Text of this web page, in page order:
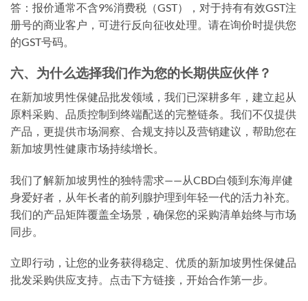
答：报价通常不含9%消费税（GST），对于持有有效GST注
册号的商业客户，可进行反向征收处理。请在询价时提供您
的GST号码。
六、为什么选择我们作为您的长期供应伙伴？
在新加坡男性保健品批发领域，我们已深耕多年，建立起从
原料采购、品质控制到终端配送的完整链条。我们不仅提供
产品，更提供市场洞察、合规支持以及营销建议，帮助您在
新加坡男性健康市场持续增长。
我们了解新加坡男性的独特需求——从CBD白领到东海岸健
身爱好者，从年长者的前列腺护理到年轻一代的活力补充。
我们的产品矩阵覆盖全场景，确保您的采购清单始终与市场
同步。
立即行动，让您的业务获得稳定、优质的新加坡男性保健品
批发采购供应支持。点击下方链接，开始合作第一步。